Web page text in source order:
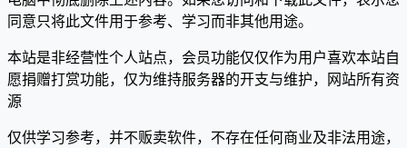
同意只将此文件用于参考、学习而非其他用途。
本站是非经营性个人站点，会员功能仅仅作为用户喜欢本站自
愿捐赠打赏功能，仅为维持服务器的开支与维护，网站所有资
源
仅供学习参考，并不贩卖软件，不存在任何商业及非法用途，